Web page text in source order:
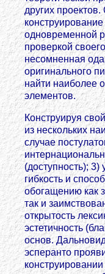
других
одновременной
проверкой
несомненная
оригинального
найти наиболее
элементов.
Конструируя
из нескольких
случае
(доступность);
гибкость и
обогащению как
так и
открытость
эстетичность
основ.
эсперанто